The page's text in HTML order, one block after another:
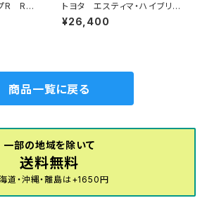
R R4/
一式
タイプ
トヨタ エスティマ・ハイブリッ
ド H24/5〜R1/10（後期） 20
系 フロアマット一式 カーマッ
¥26,400
商品一覧に戻る
一部の地域を除いて
送料無料
道・沖縄・離島は+1650円